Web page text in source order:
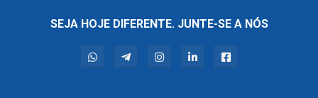
SEJA HOJE DIFERENTE. JUNTE-SE A NÓS